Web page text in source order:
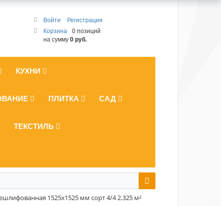
Войти
Регистрация
Корзина
0 позиций
на сумму0 руб.
КУХНИ
ПЛИТКА САД
ТЕКСТИЛЬ
1525x1525 мм сорт 4/4 2.325 м²